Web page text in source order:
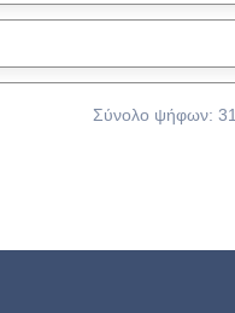
Σύνολο ψήφων: 31